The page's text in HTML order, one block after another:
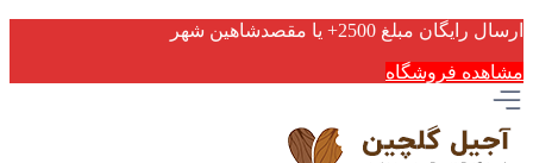
ارسال رایگان مبلغ 2500+ یا مقصدشاهین شهر
مشاهده فروشگاه